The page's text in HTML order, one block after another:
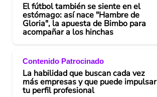
El fútbol también se siente en el
estómago: así nace "Hambre de
Gloria", la apuesta de Bimbo para
acompañar a los hinchas
Contenido Patrocinado
La habilidad que buscan cada vez
más empresas y que puede impulsar
tu perfil profesional